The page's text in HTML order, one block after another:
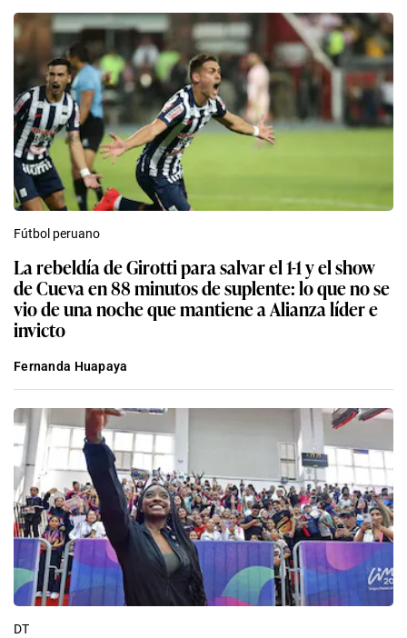
Fútbol peruano
La rebeldía de Girotti para salvar el 1-1 y el show
de Cueva en 88 minutos de suplente: lo que no se
vio de una noche que mantiene a Alianza líder e
invicto
Fernanda Huapaya
DT